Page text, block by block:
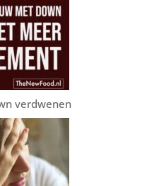
verdwenen